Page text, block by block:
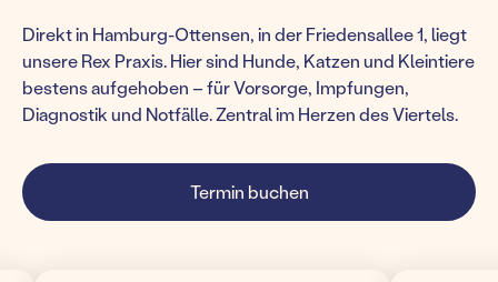
Direkt in Hamburg-Ottensen, in der Friedensallee 1, liegt
unsere Rex Praxis. Hier sind Hunde, Katzen und Kleintiere
bestens aufgehoben – für Vorsorge, Impfungen,
Diagnostik und Notfälle. Zentral im Herzen des Viertels.
Termin buchen